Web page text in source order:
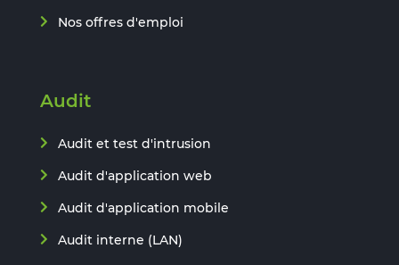
Nos offres d'emploi
Audit
Audit et test d'intrusion
Audit d'application web
Audit d'application mobile
Audit interne (LAN)